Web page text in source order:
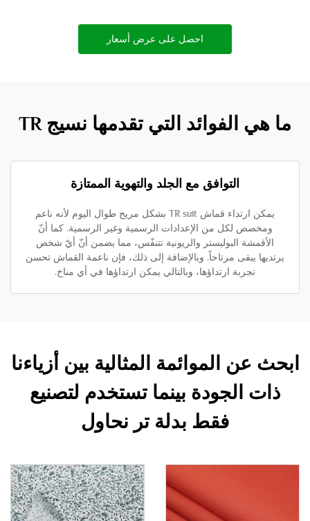
احصل على عرض أسعار
ما هي الفوائد التي تقدمها نسيج TR
التوافق مع الجلد والتهوية الممتازة
يمكن ارتداء قماش TR suit بشكل مريح طوال اليوم لأنه ناعم
ومخصص لكل من الإعدادات الرسمية وغير الرسمية. كما أنّ
الأقمشة البوليستر والريونية تتنفّس، مما يضمن أنّ أيّ شخص
يرتديها يبقى مرتاحاً. وبالإضافة إلى ذلك، فإن ناعمة القماش تحسن
تجربة ارتداؤها، وبالتالي يمكن ارتداؤها في أي مناخ.
ابحث عن الموائمة المثالية بين أزياءنا
ذات الجودة بينما تستخدم لتصنيع
فقط بدلة تر نحاول